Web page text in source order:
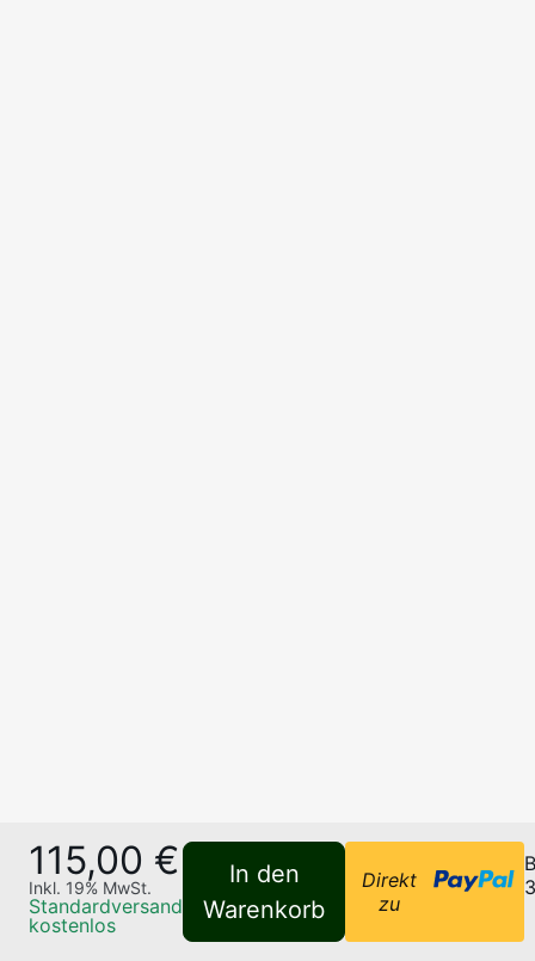
115,00 €
Inkl. 19% MwSt.
Standardversand
kostenlos
In den
Warenkorb
Direkt
zu